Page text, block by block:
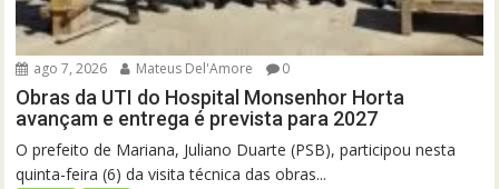
ago 7, 2026 Mateus Del'Amore 0
Obras da UTI do Hospital Monsenhor Horta
avançam e entrega é prevista para 2027
O prefeito de Mariana, Juliano Duarte (PSB), participou nesta
quinta-feira (6) da visita técnica das obras...